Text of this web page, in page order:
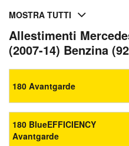
MOSTRA TUTTI
Allestimenti
(2007-14) Benzina
180 Avantgarde
180 BlueEFFICIENCY
Avantgarde